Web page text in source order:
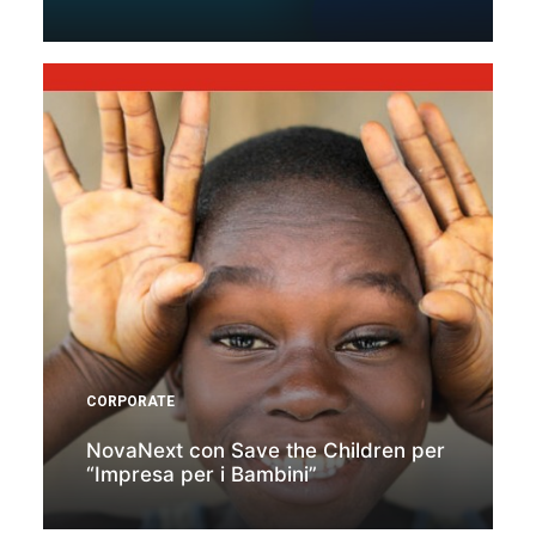
CORPORATE
NovaNext con Save the Children per
“Impresa per i Bambini”